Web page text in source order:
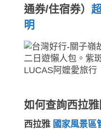
通券/住宿券）
明
如何查詢西拉
西拉雅 國家風景區